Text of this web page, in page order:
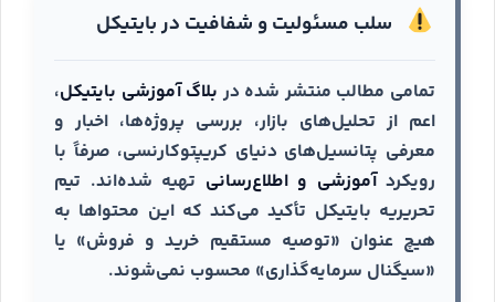
سلب مسئولیت و شفافیت در بایتیکل
تمامی مطالب منتشر شده در بلاگ آموزشی بایتیکل،
اعم از تحلیل‌های بازار، بررسی پروژه‌ها، اخبار و
معرفی پتانسیل‌های دنیای کریپتوکارنسی، صرفاً با
رویکردآموزشی و اطلاع‌رسانی تهیه شده‌اند. تیم
تحریریه بایتیکل تأکید می‌کند که این محتواها به
هیچ عنوان «توصیه مستقیم خرید و فروش» یا
«سیگنال سرمایه‌گذاری» محسوب نمی‌شوند.